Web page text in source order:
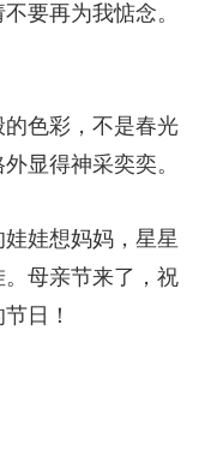
要再为我惦念。
色彩，不是春光
显得神采奕奕。
娃想妈妈，星星
母亲节来了，祝
日！